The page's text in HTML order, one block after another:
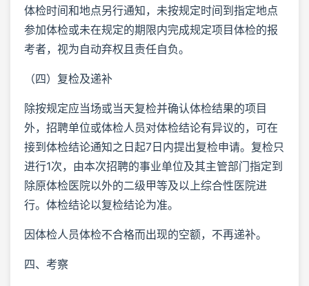
体检时间和地点另行通知，未按规定时间到指定地点
参加体检或未在规定的期限内完成规定项目体检的报
考者，视为自动弃权且责任自负。
（四）复检及递补
除按规定应当场或当天复检并确认体检结果的项目
外，招聘单位或体检人员对体检结论有异议的，可在
接到体检结论通知之日起7日内提出复检申请。复检只
进行1次，由本次招聘的事业单位及其主管部门指定到
除原体检医院以外的二级甲等及以上综合性医院进
行。体检结论以复检结论为准。
因体检人员体检不合格而出现的空额，不再递补。
四、考察